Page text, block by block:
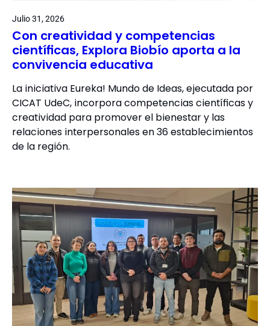
Julio 31, 2026
Con creatividad y competencias
científicas, Explora Biobío aporta a la
convivencia educativa
La iniciativa Eureka! Mundo de Ideas, ejecutada por
CICAT UdeC, incorpora competencias científicas y
creatividad para promover el bienestar y las
relaciones interpersonales en 36 establecimientos
de la región.